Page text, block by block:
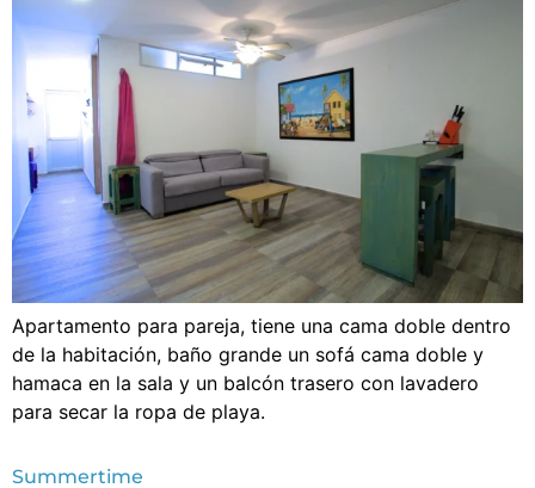
Apartamento para pareja, tiene una cama doble dentro
de la habitación, baño grande un sofá cama doble y
hamaca en la sala y un balcón trasero con lavadero
para secar la ropa de playa.
Summertime